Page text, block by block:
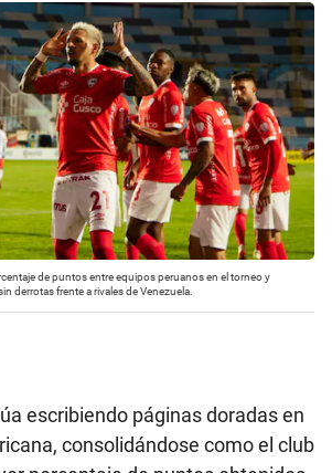
de puntos entre equipos peruanos en el torneo y
derrotas frente a rivales de Venezuela.
escribiendo páginas doradas en
consolidándose como el club